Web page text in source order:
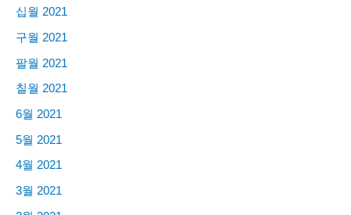
십월 2021
구월 2021
팔월 2021
칠월 2021
6월 2021
5월 2021
4월 2021
3월 2021